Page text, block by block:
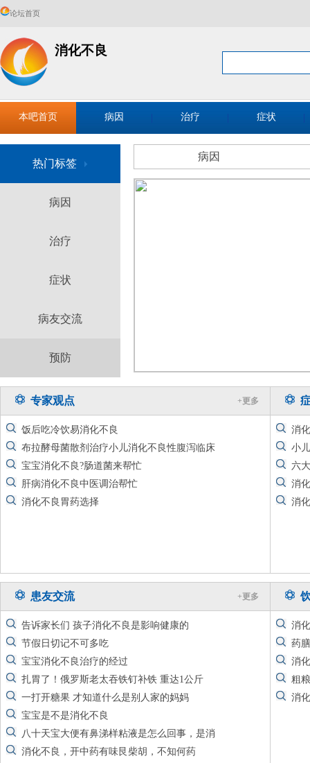
论坛首页
消化不良
本吧首页 病因 治疗 症状
热门标签
病因
治疗
症状
病友交流
预防
病因
专家观点 +更多
饭后吃冷饮易消化不良
布拉酵母菌散剂治疗小儿消化不良性腹泻临床
宝宝消化不良?肠道菌来帮忙
肝病消化不良中医调治帮忙
消化不良胃药选择
消
小
六
消
消
患友交流 +更多
告诉家长们 孩子消化不良是影响健康的
节假日切记​不可多吃
宝宝消化不良治疗的经过
扎胃了！俄罗斯老太吞铁钉补铁 重达1公斤
一打开糖果 才知道什么是别人家的妈妈
宝宝是不是消化不良
八十天宝大便有鼻涕样粘液是怎么回事，是消
消化不良，开中药有味艮柴胡，不知何药
消
药
消
粗
消